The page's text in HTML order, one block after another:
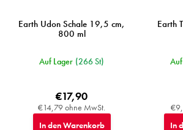
Earth Udon Schale 19,5 cm,
800 ml
Auf Lager (266 St)
€14,79 ohne MwSt.
€17,90
In den Warenkorb
Earth
In